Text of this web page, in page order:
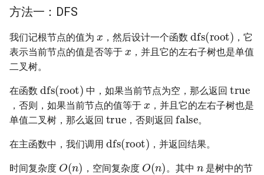
27. 二叉树的镜像
29. 顺时针打印矩阵
30. 包含 min 函数的栈
31. 栈的压入、弹出序列
点
22. 链表中环的入口节点
23. 两个链表的第一个重合节
24. 反转链表
26. 重排链表
4.1. 节点间通路
4.2. 最小高度树
4.3. 特定深度节点链表
4.4. 检查平衡性
4.5. 合法二叉搜索树
4.6. 后继者
方法一：DFS
我们记根节点的值为 ，然后设计一个函数
dfs root
，它
表示当前节点的值是否等于
x
，并且它的左右子树也是单值
二叉树。
在函数
dfs root )
中，如果当前节点为空，那么返回
，否则，如果当前节点的值等于
x
，并且它的左右子树也是
单值二叉树，那么返回
true
，否则返回
false
。
在主函数中，我们调用
dfs root
，并返回结果。
时间复杂度
O ( n)
，空间复杂度
O ( n)
。其中
是树中的节